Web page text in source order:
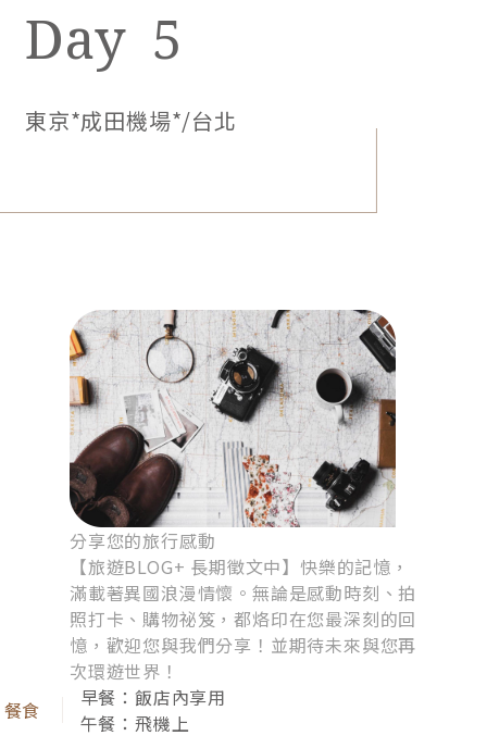
5
東京*成田機場*/台北
分享您的旅行感動
【旅遊BLOG+ 長期徵文中】快樂的記憶，
滿載著異國浪漫情懷。無論是感動時刻、拍
照打卡、購物祕笈，都烙印在您最深刻的回
憶，歡迎您與我們分享！並期待未來與您再
次環遊世界！
早餐：飯店內享用
午餐：飛機上